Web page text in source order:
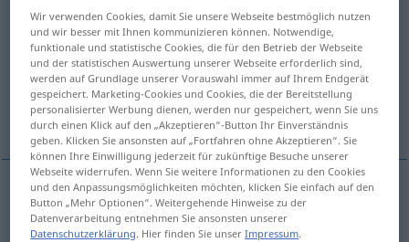
ebenso
Übersicht aller Übersetzungen
(Für mehr Details die Übersetzung anklicken/antippen)
ugyanúgy, ugyanígy
ugyanúgy,ugyanígy ebenso
Wir verwenden Cookies, damit Sie unsere Webseite bestmöglich nutzen
und wir besser mit Ihnen kommunizieren können. Notwendige,
funktionale und statistische Cookies, die für den Betrieb der Webseite
und der statistischen Auswertung unserer Webseite erforderlich sind,
werden auf Grundlage unserer Vorauswahl immer auf Ihrem Endgerät
gespeichert. Marketing-Cookies und Cookies, die der Bereitstellung
personalisierter Werbung dienen, werden nur gespeichert, wenn Sie uns
durch einen Klick auf den „Akzeptieren“-Button Ihr Einverständnis
geben. Klicken Sie ansonsten auf „Fortfahren ohne Akzeptieren“. Sie
können Ihre Einwilligung jederzeit für zukünftige Besuche unserer
Webseite widerrufen. Wenn Sie weitere Informationen zu den Cookies
und den Anpassungsmöglichkeiten möchten, klicken Sie einfach auf den
Button „Mehr Optionen“. Weitergehende Hinweise zu der
Datenverarbeitung entnehmen Sie ansonsten unserer
Datenschutzerklärung. Hier finden Sie unserImpressum.